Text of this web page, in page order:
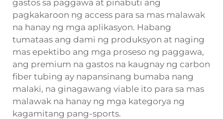
gastos sa paggawa at pinabuti ang
pagkakaroon ng access para sa mas malawak
na hanay ng mga aplikasyon. Habang
tumataas ang dami ng produksyon at naging
mas epektibo ang mga proseso ng paggawa,
ang premium na gastos na kaugnay ng carbon
fiber tubing ay napansinang bumaba nang
malaki, na ginagawang viable ito para sa mas
malawak na hanay ng mga kategorya ng
kagamitang pang-sports.